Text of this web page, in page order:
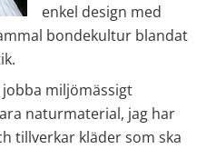
enkel design med
bondekultur blandat
miljömässigt
naturmaterial, jag har
tillverkar kläder som ska